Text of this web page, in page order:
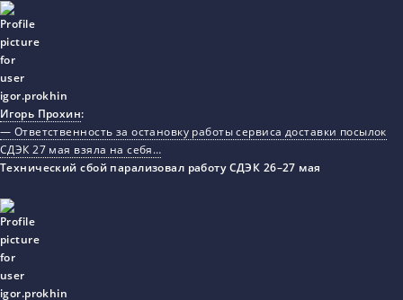
Игорь Прохин:
— Ответственность за остановку работы сервиса доставки посылок
СДЭК 27 мая взяла на себя…
Технический сбой парализовал работу СДЭК 26–27 мая